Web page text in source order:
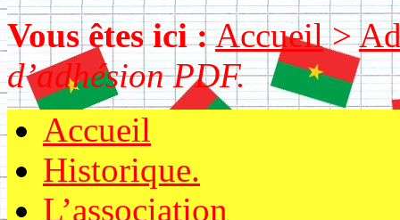
Vous êtes ici :Accueil>
d’adhésion PDF.
Accueil
Historique.
L’association